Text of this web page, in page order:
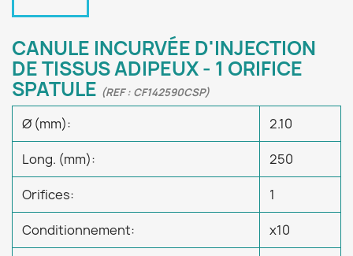
CANULE INCURVÉE D'INJECTION
DE TISSUS ADIPEUX - 1 ORIFICE
SPATULE (REF : CF142590CSP)
Ø (mm): 2.10
Long. (mm): 250
Orifices: 1
Conditionnement: x10